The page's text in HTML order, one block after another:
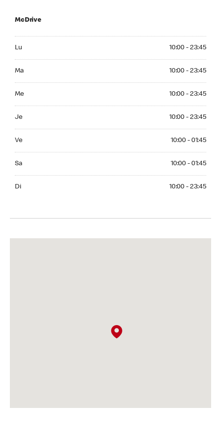
McDrive
Lu 10:00 - 23:45
Ma 10:00 - 23:45
Me 10:00 - 23:45
Je 10:00 - 23:45
Ve 10:00 - 01:45
Sa 10:00 - 01:45
Di 10:00 - 23:45